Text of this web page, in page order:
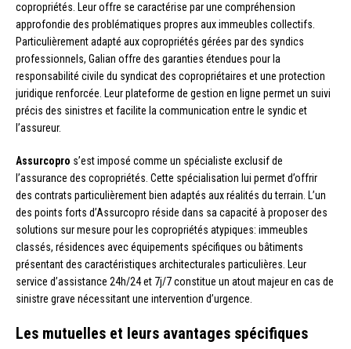
copropriétés. Leur offre se caractérise par une compréhension
approfondie des problématiques propres aux immeubles collectifs.
Particulièrement adapté aux copropriétés gérées par des syndics
professionnels, Galian offre des garanties étendues pour la
responsabilité civile du syndicat des copropriétaires et une protection
juridique renforcée. Leur plateforme de gestion en ligne permet un suivi
précis des sinistres et facilite la communication entre le syndic et
l’assureur.
Assurcopro s’est imposé comme un spécialiste exclusif de
l’assurance des copropriétés. Cette spécialisation lui permet d’offrir
des contrats particulièrement bien adaptés aux réalités du terrain. L’un
des points forts d’Assurcopro réside dans sa capacité à proposer des
solutions sur mesure pour les copropriétés atypiques: immeubles
classés, résidences avec équipements spécifiques ou bâtiments
présentant des caractéristiques architecturales particulières. Leur
service d’assistance 24h/24 et 7j/7 constitue un atout majeur en cas de
sinistre grave nécessitant une intervention d’urgence.
Les mutuelles et leurs avantages spécifiques